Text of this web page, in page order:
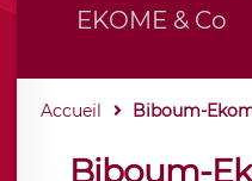
EKOME & Co
Accueil Biboum-
Biboum-